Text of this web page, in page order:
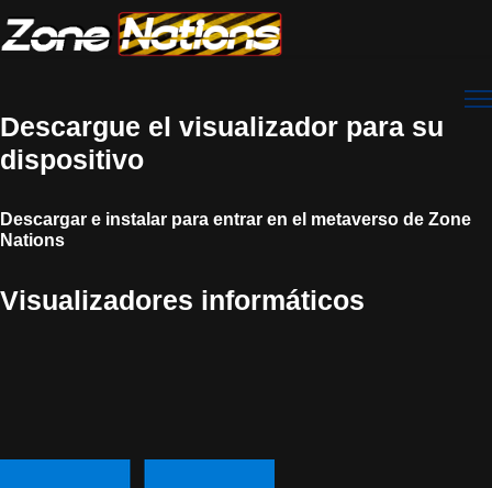
Descargue el visualizador para su
dispositivo
Descargar e instalar para entrar en el metaverso de Zone
Nations
Visualizadores informáticos